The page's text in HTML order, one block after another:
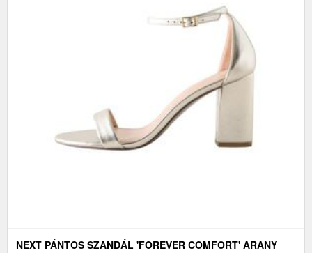
NEXT PÁNTOS SZANDÁL 'FOREVER COMFORT' ARANY